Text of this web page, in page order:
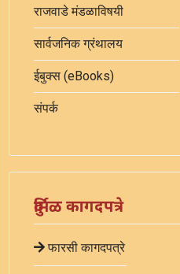
राजवाडे मंडळाविषयी
सार्वजनिक ग्रंथालय
ईबुक्स (eBooks)
संपर्क
दुर्मिळ कागदपत्रे
फारसी कागदपत्रे